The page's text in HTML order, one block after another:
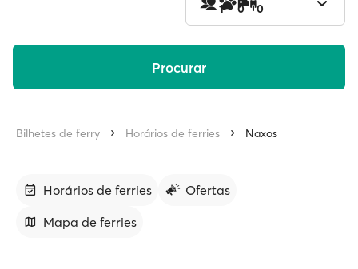
1 0 0
Procurar
Bilhetes de ferry Horários de ferries Naxos
Horários de ferries
Ofertas
Mapa de ferries